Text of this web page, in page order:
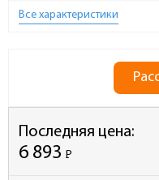
Все характеристики
Последняя цена:
6 893 Р
-